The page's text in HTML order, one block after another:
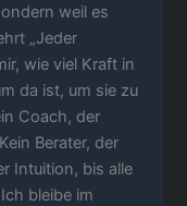
weil es
„Jeder
wie viel Kraft in
da ist, um sie zu
Coach, der
Berater, der
Intuition, bis alle
bleibe im